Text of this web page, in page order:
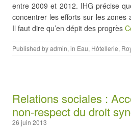
entre 2009 et 2012. IHG précise
concentrer les efforts sur les zones
Il faut dire qu’en dépit des progrès
Published byadmin, in Eau, Hôtellerie,
Relations sociales :
non-respect du droit
26 juin 2013